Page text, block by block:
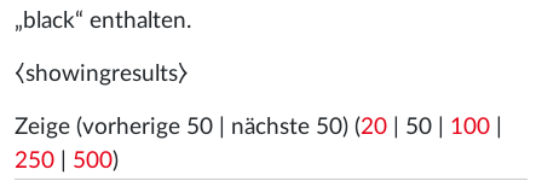
„black“ enthalten.
⧼showingresults⧽
Zeige (vorherige 50 nächste 50) (20 50 100
250
500)